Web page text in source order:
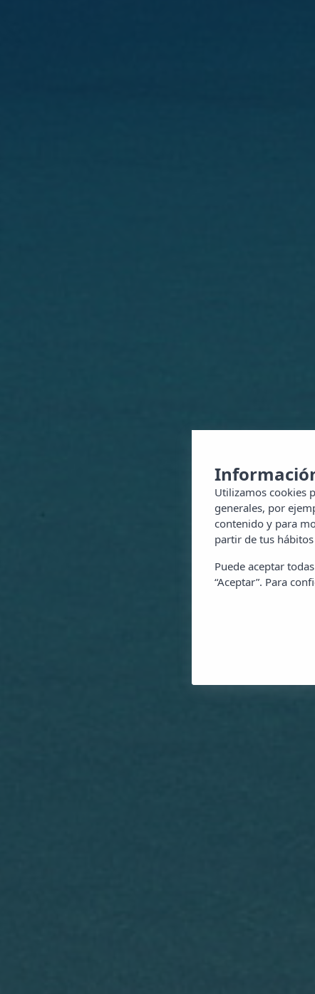
Utilizamos cookies
generales, por
contenido y para
partir de tus
Puede aceptar
“Aceptar”. Para